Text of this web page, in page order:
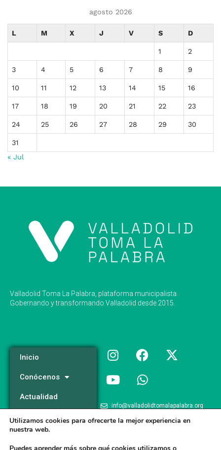
agosto 2026
L M X J V S D
1 2
3 4 5 6 7 8 9
10 11 12 13 14 15 16
17 18 19 20 21 22 23
24 25 26 27 28 29 30
31
« Jul
Valladolid Toma La Palabra, plataforma municipalista.
Gobernando y transformando Valladolid desde 2015.
Inicio
Conócenos
Actualidad
Programa
info@valladolidtomalapalabra.org
+34 983 426 124
Utilizamos cookies para ofrecerte la mejor experiencia en
nuestra web.